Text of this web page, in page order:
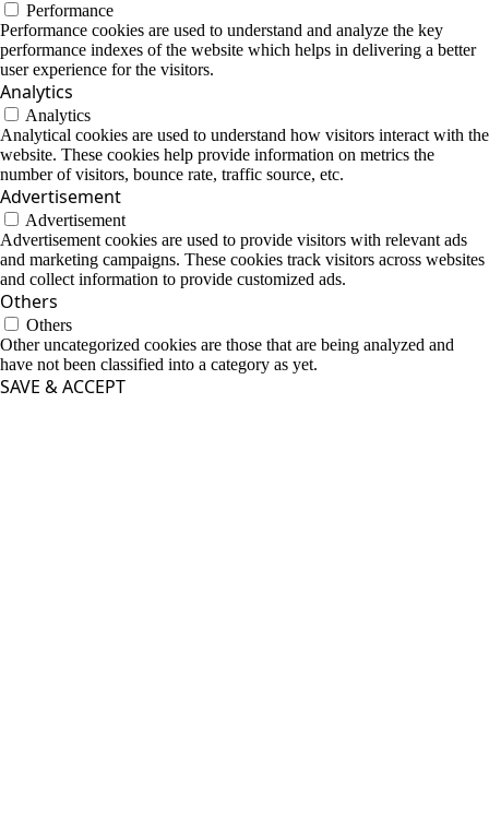
Performance
Performance cookies are used to understand and analyze the key
performance indexes of the website which helps in delivering a better
user experience for the visitors.
Analytics
Analytics
Analytical cookies are used to understand how visitors interact with the
website. These cookies help provide information on metrics the
number of visitors, bounce rate, traffic source, etc.
Advertisement
Advertisement
Advertisement cookies are used to provide visitors with relevant ads
and marketing campaigns. These cookies track visitors across websites
and collect information to provide customized ads.
Others
Others
Other uncategorized cookies are those that are being analyzed and
have not been classified into a category as yet.
SAVE & ACCEPT